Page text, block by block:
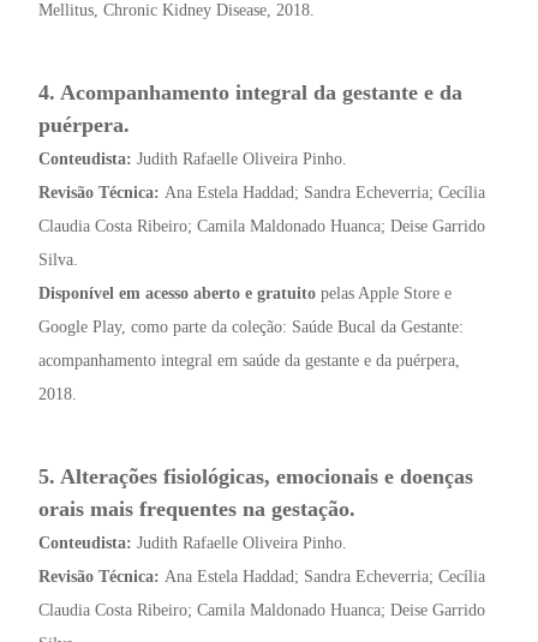
Mellitus, Chronic Kidney Disease, 2018.
4. Acompanhamento integral da gestante e da
puérpera.
Conteudista: Judith Rafaelle Oliveira Pinho.
Revisão Técnica: Ana Estela Haddad; Sandra Echeverria; Cecília
Claudia Costa Ribeiro; Camila Maldonado Huanca; Deise Garrido
Silva.
Disponível em acesso aberto e gratuito pelas Apple Store e
Google Play, como parte da coleção: Saúde Bucal da Gestante:
acompanhamento integral em saúde da gestante e da puérpera,
2018.
5. Alterações fisiológicas, emocionais e doenças
orais mais frequentes na gestação.
Conteudista: Judith Rafaelle Oliveira Pinho.
Revisão Técnica: Ana Estela Haddad; Sandra Echeverria; Cecília
Claudia Costa Ribeiro; Camila Maldonado Huanca; Deise Garrido